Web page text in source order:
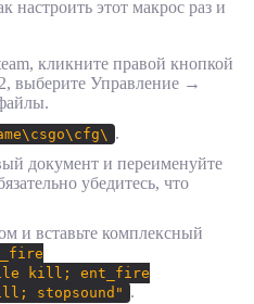
настроить этот макрос раз и
кликните правой кнопкой
выберите Управление →
.
документ и переименуйте
убедитесь, что
и вставьте комплексный
kill; ent_fire
stopsound" .